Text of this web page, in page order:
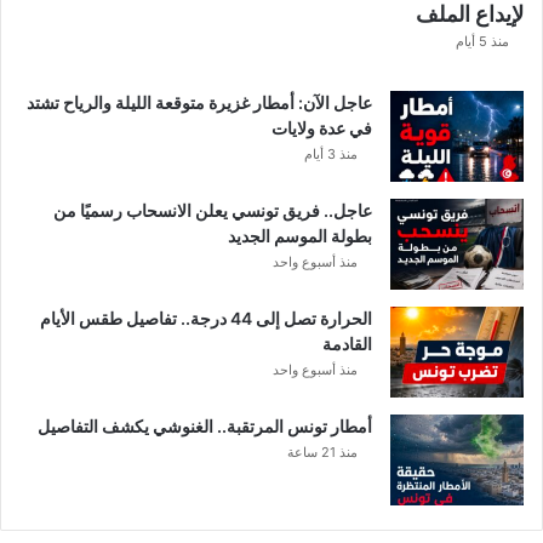
مً
لإيداع الملف
منذ 5 أيام
عاجل الآن: أمطار غزيرة متوقعة الليلة والرياح تشتد
في عدة ولايات
منذ 3 أيام
عاجل.. فريق تونسي يعلن الانسحاب رسميًا من
بطولة الموسم الجديد
منذ أسبوع واحد
الحرارة تصل إلى 44 درجة.. تفاصيل طقس الأيام
القادمة
منذ أسبوع واحد
أمطار تونس المرتقبة.. الغنوشي يكشف التفاصيل
منذ 21 ساعة